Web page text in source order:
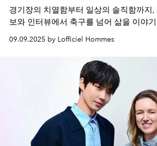
경기장의 치열함부터 일상의 솔직함까지
보와 인터뷰에서 축구를 넘어 삶을 이야
09.09.2025 by Lofficiel Hommes